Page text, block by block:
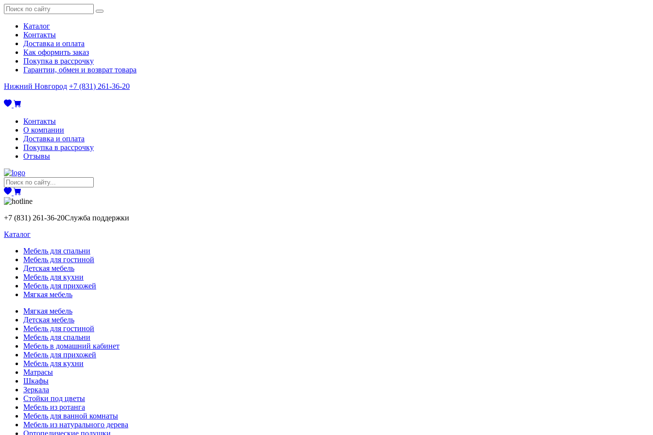
Каталог
Контакты
Доставка и оплата
Как оформить заказ
Покупка в рассрочку
Гарантии, обмен и возврат товара
Нижний Новгород +7 (831) 261-36-20
Контакты
О компании
Доставка и оплата
Покупка в рассрочку
Отзывы
+7 (831) 261-36-20Служба поддержки
Каталог
Мебель для спальни
Мебель для гостиной
Детская мебель
Мебель для кухни
Мебель для прихожей
Мягкая мебель
Мягкая мебель
Детская мебель
Мебель для гостиной
Мебель для спальни
Мебель в домашний кабинет
Мебель для прихожей
Мебель для кухни
Матрасы
Шкафы
Зеркала
Стойки под цветы
Мебель из ротанга
Мебель для ванной комнаты
Мебель из натурального дерева
Ортопедические подушки